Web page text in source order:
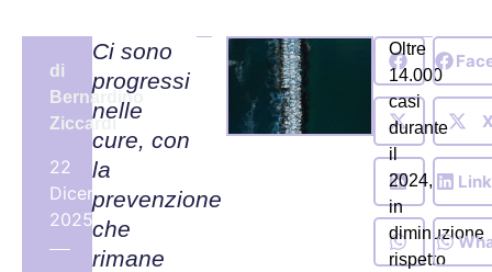
di
Bernardino
Ziccardi
22
Dicembre,
2025
Ci sono
progressi
nelle
cure, con
la
prevenzione
che
rimane
Oltre
14.000
casi
durante
il
2024,
in
diminuzione
rispetto